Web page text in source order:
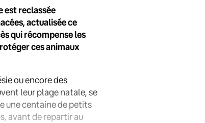
est reclassée
actualisée ce
qui récompense les
ces animaux
ou encore des
leur plage natale, se
une centaine de petits
avant de repartir au